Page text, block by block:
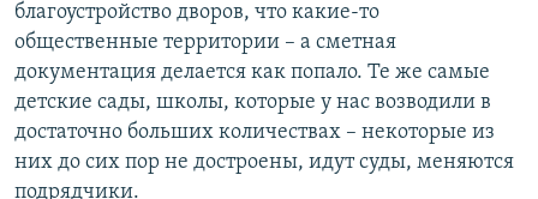
благоустройство дворов, что какие-то
общественные территории – а сметная
документация делается как попало. Те же самые
детские сады, школы, которые у нас возводили в
достаточно больших количествах – некоторые из
них до сих пор не достроены, идут суды, меняются
подрядчики.